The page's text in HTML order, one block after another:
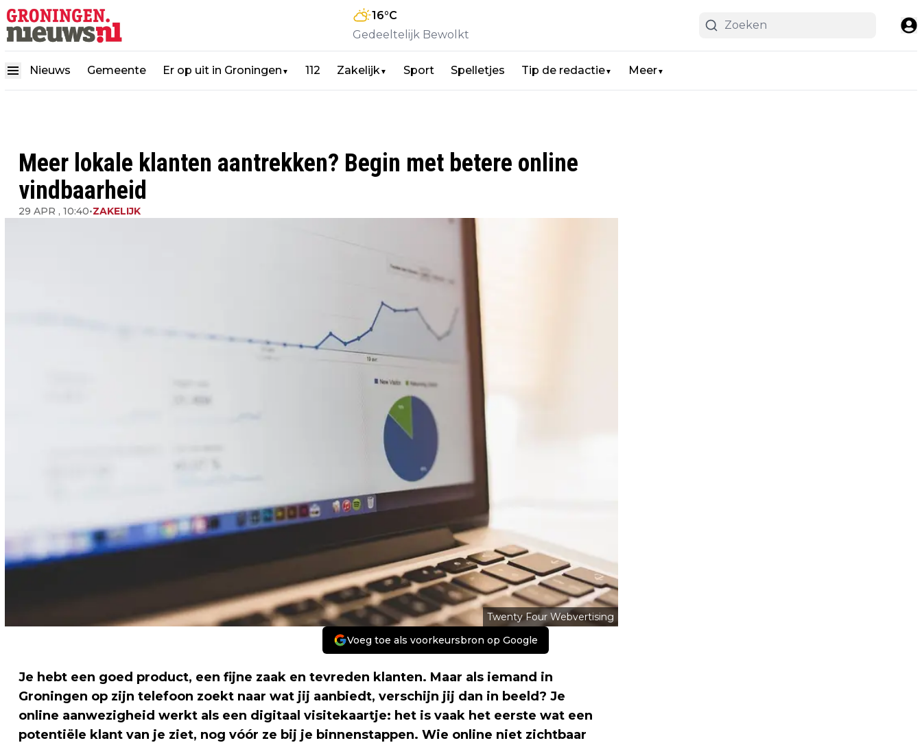
16°C
Gedeeltelijk Bewolkt
Nieuws Gemeente Er op uit in Groningen ▼ 112 Zakelijk▼ Sport Spelletjes Tip de redactie▼ Meer▼
Meer lokale klanten aantrekken? Begin met betere online
vindbaarheid
29 APR , 10:40•ZAKELIJK
Twenty Four Webvertising
Voeg toe als voorkeursbron op Google
Je hebt een goed product, een fijne zaak en tevreden klanten. Maar als iemand in
Groningen op zijn telefoon zoekt naar wat jij aanbiedt, verschijn jij dan in beeld? Je
online aanwezigheid werkt als een digitaal visitekaartje: het is vaak het eerste wat een
potentiële klant van je ziet, nog vóór ze bij je binnenstappen. Wie online niet zichtbaar